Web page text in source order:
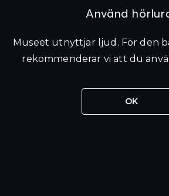
Använd
Museet utnyttjar ljud. För den
rekommenderar vi att du
OK